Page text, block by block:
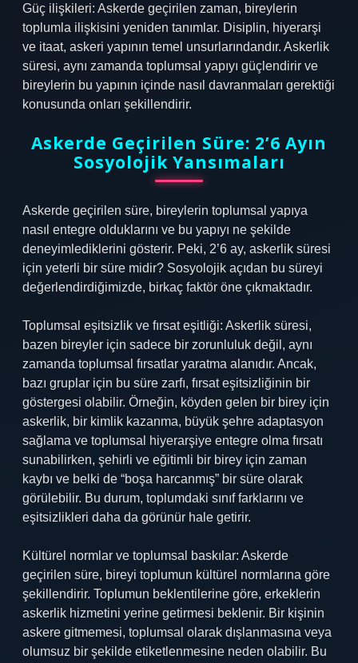
Güç ilişkileri: Askerde geçirilen zaman, bireylerin
toplumla ilişkisini yeniden tanımlar. Disiplin, hiyerarşi
ve itaat, askeri yapının temel unsurlarındandır. Askerlik
süresi, aynı zamanda toplumsal yapıyı güçlendirir ve
bireylerin bu yapının içinde nasıl davranmaları gerektiği
konusunda onları şekillendirir.
Askerde Geçirilen Süre: 2’6 Ayın
Sosyolojik Yansımaları
Askerde geçirilen süre, bireylerin toplumsal yapıya
nasıl entegre olduklarını ve bu yapıyı ne şekilde
deneyimlediklerini gösterir. Peki, 2’6 ay, askerlik süresi
için yeterli bir süre midir? Sosyolojik açıdan bu süreyi
değerlendirdiğimizde, birkaç faktör öne çıkmaktadır.
Toplumsal eşitsizlik ve fırsat eşitliği: Askerlik süresi,
bazen bireyler için sadece bir zorunluluk değil, aynı
zamanda toplumsal fırsatlar yaratma alanıdır. Ancak,
bazı gruplar için bu süre zarfı, fırsat eşitsizliğinin bir
göstergesi olabilir. Örneğin, köyden gelen bir birey için
askerlik, bir kimlik kazanma, büyük şehre adaptasyon
sağlama ve toplumsal hiyerarşiye entegre olma fırsatı
sunabilirken, şehirli ve eğitimli bir birey için zaman
kaybı ve belki de “boşa harcanmış” bir süre olarak
görülebilir. Bu durum, toplumdaki sınıf farklarını ve
eşitsizlikleri daha da görünür hale getirir.
Kültürel normlar ve toplumsal baskılar: Askerde
geçirilen süre, bireyi toplumun kültürel normlarına göre
şekillendirir. Toplumun beklentilerine göre, erkeklerin
askerlik hizmetini yerine getirmesi beklenir. Bir kişinin
askere gitmemesi, toplumsal olarak dışlanmasına veya
olumsuz bir şekilde etiketlenmesine neden olabilir. Bu